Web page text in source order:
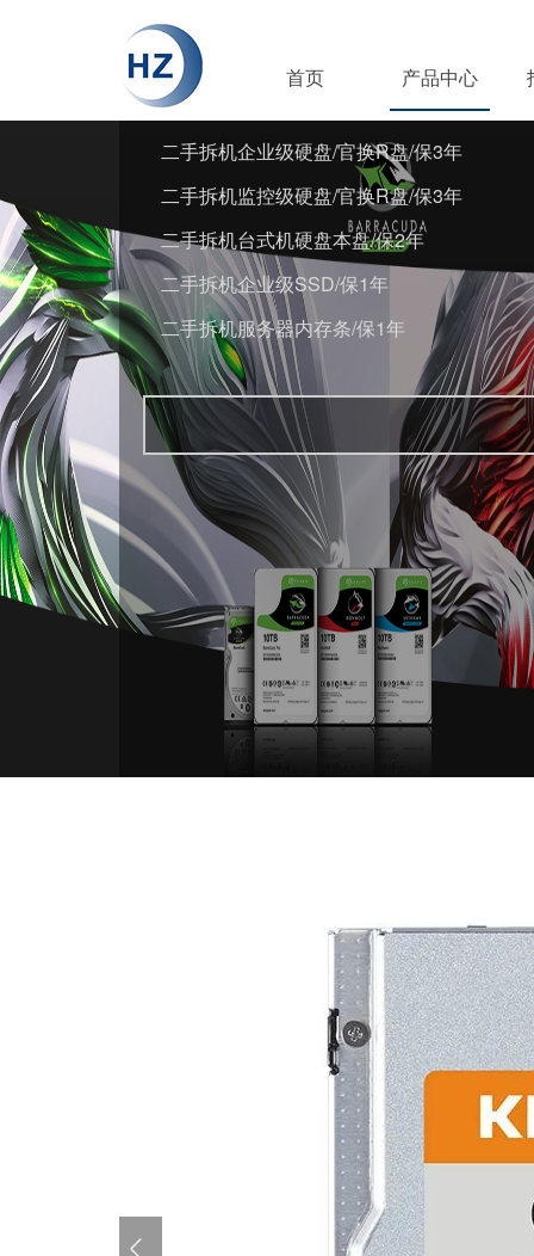
首页 产品中心
二手拆机企业级硬盘/官换R盘/保3年
二手拆机监控级硬盘/官换R盘/保3年
二手拆机台式机硬盘本盘/保2年
二手拆机企业级SSD/保1年
二手拆机服务器内存条/保1年